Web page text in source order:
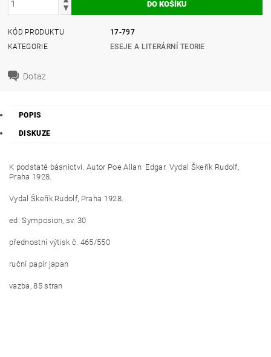
KÓD PRODUKTU
17-797
KATEGORIE
ESEJE A LITERÁRNÍ TEORIE
Dotaz
POPIS
DISKUZE
K podstatě básnictví. Autor Poe Allan Edgar. Vydal Škeřík Rudolf,
Praha 1928.
Vydal Škeřík Rudolf, Praha 1928.
ed. Symposion, sv. 30
přednostní výtisk č. 465/550
ruční papír japan
vazba, 85 stran